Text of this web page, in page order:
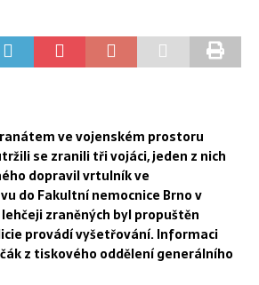
ve vojenském prostoru
se zranili tři vojáci, jeden z nich
dopravil vrtulník ve
do Fakultní nemocnice Brno v
zraněných byl propuštěn
provádí vyšetřování. Informaci
z tiskového oddělení generálního